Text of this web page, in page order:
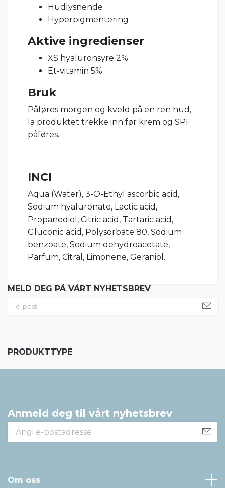
MELD DEG PÅ VÅRT NYHETSBREV
PRODUKTTYPE
Hudlysnende
Hyperpigmentering
Aktive ingredienser
XS hyaluronsyre 2%
Et-vitamin 5%
Bruk
Påføres morgen og kveld på en ren hud,
la produktet trekke inn før krem og SPF
påføres.
INCI
Aqua (Water), 3-O-Ethyl ascorbic acid,
Sodium hyaluronate, Lactic acid,
Propanediol, Citric acid, Tartaric acid,
Gluconic acid, Polysorbate 80, Sodium
benzoate, Sodium dehydroacetate,
Parfum, Citral, Limonene, Geraniol.
Anmeld deg til vårt nyhetsbrev
Om oss